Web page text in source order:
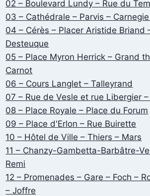
02 – Boulevard Lundy – Rue du
03 – Cathédrale – Parvis –
04 – Cérès – Placer Aristide Briand
Desteuque
05 – Place Myron Herrick – Grand
Carnot
06 – Cours Langlet – Talleyrand
07 – Rue de Vesle et rue Libergier
08 – Place Royale – Place du Forum
09 – Place d'Erlon – Rue Buirette
10 – Hôtel de Ville – Thiers – Mars
11 – Chanzy-Gambetta-Barbâtre-
Remi
12 – Promenades – Gare – Foch –
– Joffre